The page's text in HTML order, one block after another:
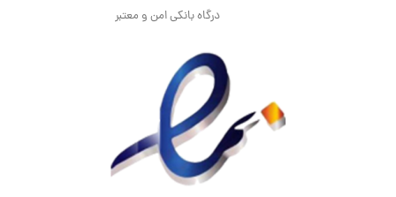
درگاه بانکی امن و معتبر